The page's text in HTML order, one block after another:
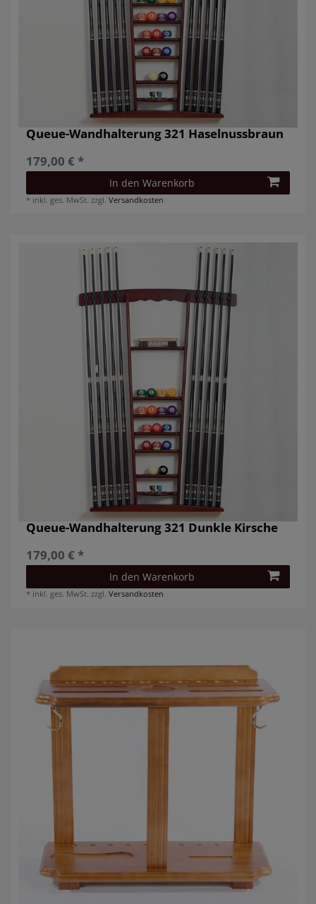
Queue-Wandhalterung 321 Haselnussbraun
179,00 € *
In den Warenkorb
* inkl. ges. MwSt. zzgl.Versandkosten
Queue-Wandhalterung 321 Dunkle Kirsche
179,00 € *
In den Warenkorb
* inkl. ges. MwSt. zzgl.Versandkosten